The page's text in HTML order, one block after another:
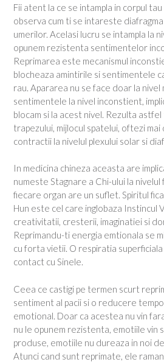
Fii atent la ce se intampla in corpul
observa cum ti se intareste
umerilor. Acelasi lucru se intampla la
opunem rezistenta sentimentelor
Reprimarea este mecanismul
blocheaza amintirile si sentimentele
rau. Apararea nu se face doar la
sentimentele la nivel inconstient,
blocam si la acest nivel. Rezulta
trapezului, mijlocul spatelui, oftezi mai
contractii la nivelul plexului solar si
In medicina chineza aceasta are
numeste Stagnare a Chi-ului la nivelul
fiecare organ are un suflet. Spiritul
Hun este cel care inglobaza Instincul
creativitatii, cresterii, imaginatiei si
Reprimandu-ti energia emtionala se
cu forta vietii. O respiratia superficiala
contact cu Sinele.
Ceea ce castigi pe termen scurt
sentiment al pacii si o reducere
emotional. Doar ca acestea nu vin
nu le opunem rezistenta, emotiile vin
produse, emotiile nu dureaza in noi
Atunci cand sunt reprimate, ele